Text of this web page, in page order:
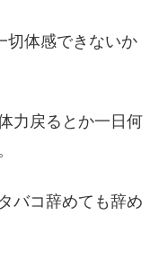
切体感できないか
力戻るとか一日何
バコ辞めても辞め